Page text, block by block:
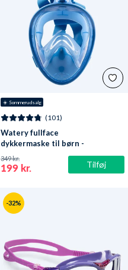
☀️ Sommerudsalg
Tilføj
(101)
Watery fullface
dykkermaske til børn -
Oxygen - Atlantic Blue
199 kr.
349 kr.
-32%